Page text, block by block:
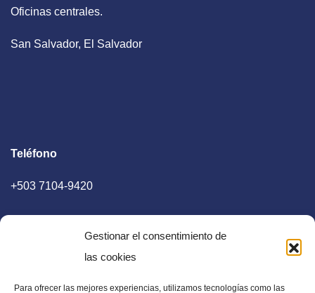
Gestionar el consentimiento de
las cookies
Para ofrecer las mejores experiencias, utilizamos tecnologías como las
Oficinas centrales.
San Salvador, El Salvador
Teléfono
+503 7104-9420